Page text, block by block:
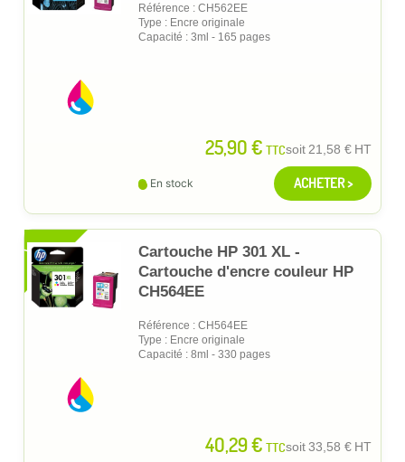
Référence : CH562EE
Type : Encre originale
Capacité : 3ml - 165 pages
25,90 € TTCsoit21,58 € HT
En stock ACHETER >
XL
Cartouche HP 301 XL -
Cartouche d'encre couleur HP
CH564EE
Référence : CH564EE
Type : Encre originale
Capacité : 8ml - 330 pages
40,29 € TTCsoit33,58 € HT